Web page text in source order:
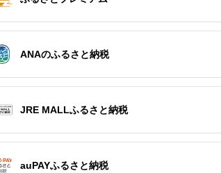
市
】お食事券
枚 | 京都
ンドうな
ぎ 土佐の
ギフト券
人気 おす
るさと納
宮城 塩竈寿司海道 お
食事券（共通食事券）
ka00002
寄付金額:84,000
淡路島西海岸の飲食施
設で使えるお食事券セ
ANAのふるさと納税
JRE MALLふるさと納税
auPAYふるさと納税